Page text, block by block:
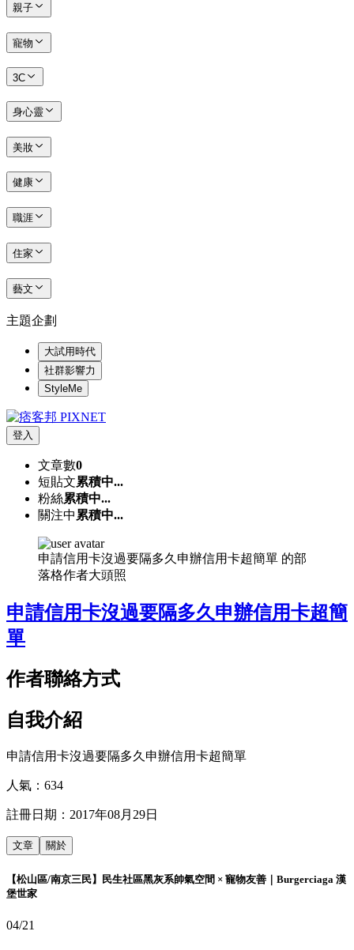
親子
寵物
3C
身心靈
美妝
健康
職涯
住家
藝文
主題企劃
大試用時代
社群影響力
StyleMe
登入
文章數0
短貼文累積中...
粉絲累積中...
關注中 累積中...
申請信用卡沒過要隔多久申辦信用卡超簡單 的部
落格作者大頭照
申請信用卡沒過要隔多久申辦信用卡超簡
單
作者聯絡方式
自我介紹
申請信用卡沒過要隔多久申辦信用卡超簡單
人氣： 634
註冊日期： 2017年08月29日
文章 關於
【松山區/南京三民】民生社區黑灰系帥氣空間 × 寵物友善｜Burgerciaga 漢
堡世家
04/21